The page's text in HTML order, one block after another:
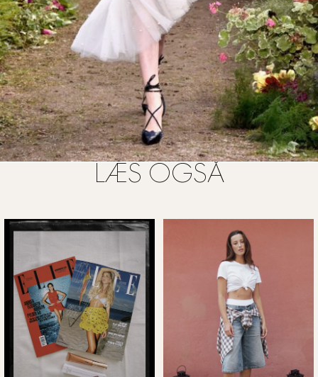
FOTO: ALL OVER PRESS
LÆS OGSÅ